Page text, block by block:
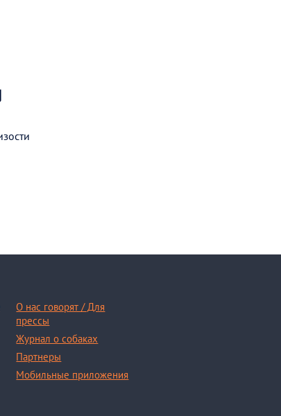
О нас говорят / Для
прессы
Журнал о собаках
Партнеры
Мобильные приложения